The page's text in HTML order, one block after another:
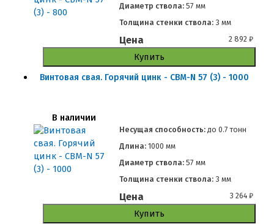
Диаметр ствола:57 мм
Толщина стенки ствола:3 мм
Цена 2 892₽
Купить
Винтовая свая. Горячий цинк - СВМ-N 57 (3) - 1000
В наличии
Несущая способность: до 0.7 тонн
Длина:1000 мм
Диаметр ствола:57 мм
Толщина стенки ствола:3 мм
Цена 3 264₽
Купить